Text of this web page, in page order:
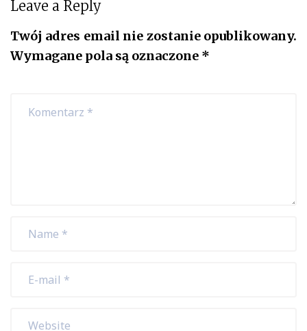
Leave a Reply
Twój adres email nie zostanie opublikowany.
Wymagane pola są oznaczone *